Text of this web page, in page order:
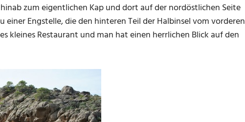
zum eigentlichen Kap und dort auf der nordöstlichen Seite
einer Engstelle, die den hinteren Teil der Halbinsel vom vorderen
kleines Restaurant und man hat einen herrlichen Blick auf den